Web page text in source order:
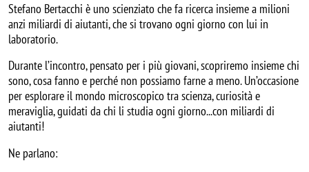
Stefano Bertacchi è uno scienziato che fa ricerca insieme a milioni
anzi miliardi di aiutanti, che si trovano ogni giorno con lui in
laboratorio.
Durante l’incontro, pensato per i più giovani, scopriremo insieme chi
sono, cosa fanno e perché non possiamo farne a meno. Un’occasione
per esplorare il mondo microscopico tra scienza, curiosità e
meraviglia, guidati da chi li studia ogni giorno...con miliardi di
aiutanti!
Ne parlano: